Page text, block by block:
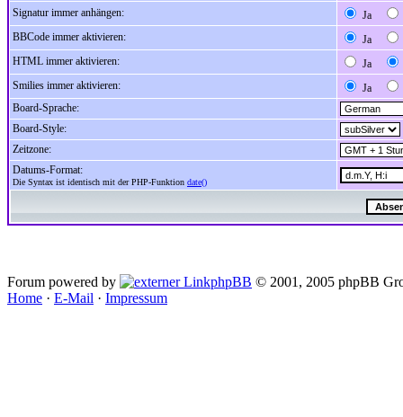
Signatur immer anhängen:
Ja
BBCode immer aktivieren:
Ja
HTML immer aktivieren:
Ja
Smilies immer aktivieren:
Ja
Board-Sprache:
Board-Style:
Zeitzone:
Datums-Format:
Die Syntax ist identisch mit der PHP-Funktion date()
Forum powered by phpBB © 2001, 2005 phpBB
Home · E-Mail · Impressum